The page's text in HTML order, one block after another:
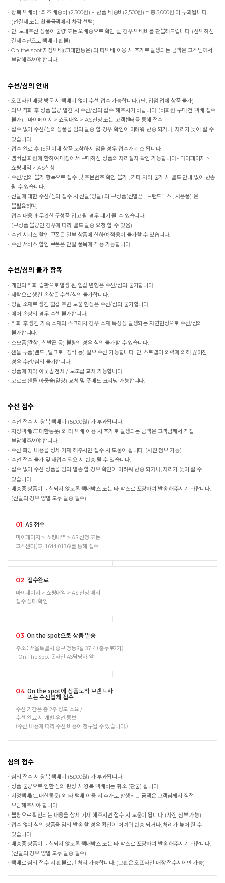
왕복 택배비 : 최초 배송비 (2,500원) + 반품 배송비(2,500원) = 총 5,000원 이 부과됩니다.
(선결제 또는 환불금액에서 차감 선택)
단, 보내주신 상품이 불량 또는 오배송으로 확인 될 경우 택배비를 환불해드립니다. (선택하신
결제수단으로 택배비 환불)
On the spot지정택배(CJ대한통운) 외 타택배 이용 시 추가로 발생되는 금액은 고객님께서
부담해주셔야 합니다.
수선/심의 안내
오프라인 매장 방문 시 택배비 없이 수선 접수 가능합니다. (단, 입점 업체 상품 불가)
외부 착화 후 상품 불량 발견 시 수선/심의 접수 해주시기 바랍니다. (비회원 구매 건 택배 접수
불가) - 마이페이지 > 쇼핑내역 > AS신청 또는 고객센터를 통해 접수
접수 없이 수선/심의 상품을 임의 발송 할 경우 확인이 어려워 반송 되거나, 처리가 늦어 질 수
있습니다.
접수 완료 후 15일 이내 상품 도착하지 않을 경우 접수가 취소 됩니다.
멤버십 회원에 한하여 매장에서 구매하신 상품의 처리절차 확인 가능합니다.- 마이페이지 >
쇼핑내역 > AS신청
수선/심의 불가 항목으로 접수 및 주문번호 확인 불가 , 기타 처리 불가 시 별도 안내 없이 반송
될 수 있습니다.
신발에 대한 수선/심의 접수 시 신발(양발) 외 구성품(신발끈 , 브랜드박스 , 사은품) 은
불필요하며,
접수 내용과 무관한 구성품 입고 될 경우 폐기 될 수 있습니다.
(구성품 불량인 경우에 따라 별도 발송 요청 할 수 있음)
수선 서비스 할인 쿠폰은 일부 상품에 한하여 적용이 불가할 수 있습니다.
수선 서비스 할인 쿠폰은 단일 품목에 적용 가능합니다.
수선/심의 불가 항목
개인의 착화 습관으로 발생 된 힐컵 변형은 수선/심의 불가합니다.
세탁으로 생긴 손상은 수선/심의 불가합니다.
양말 소재로 생긴 힐컵 주변 보풀 현상은 수선/심의 불가합니다.
에어 손상의 경우 수선 불가합니다.
착화 후 생긴 가죽 소재의 스크래치 경우 소재 특성상 발생되는 자연현상으로 수선/심의
불가합니다.
소모품(깔창 , 신발끈 등) 불량의 경우 심의 불가할 수 있습니다.
샌들 부품(밴드 , 벨크로 , 장식 등) 일부 수선 가능합니다. 단, 스트랩이 외력에 의해 끊어진
경우 수선/심의 불가합니다.
상품에 따라 아웃솔 전체 / 보조굽 교체 가능합니다.
코르크 샌들 아웃솔(밑창) 교체 및 풋베드 크리닝 가능합니다.
수선 접수
수선 접수 시 왕복 택배비 (5,000원) 가 부과됩니다.
지정택배(CJ대한통운) 외 타 택배 이용 시 추가로 발생되는 금액은 고객님께서 직접
부담해주셔야 합니다.
수선 희망 내용을 상세 기재 해주시면 접수 시 도움이 됩니다. (사진 첨부 가능)
수선 접수 불가 및 재접수 필요 시 반송 될 수 있습니다.
접수 없이 수선 상품을 임의 발송 할 경우 확인이 어려워 반송 되거나, 처리가 늦어 질 수
있습니다.
배송중 상품이 분실되지 않도록 택배박스 또는 타 박스로 포장하여 발송 해주시기 바랍니다.
(신발의 경우 양발 모두 발송 필수)
01 AS 접수
마이페이지 > 쇼핑내역 > AS 신청 또는
고객센터(02-1644-0136)를 통해 접수
02 접수완료
마이페이지 > 쇼핑내역 > AS 신청 에서
접수 상태 확인
03 On the spot으로 상품 발송
주소 : 서울특별시 중구 명동8길 37-4 (충무로2가)
On The Spot 온라인 AS담당자 앞
04 On the spot에 상품도착 브랜드사
또는 수선업체 접수
수선 기간은 총 2주 정도 소요 /
수선 완료 시 개별 유선 통보
(수선 내용에 따라 수선 비용이 청구될 수 있습니다.)
심의 접수
심의 접수 시 왕복 택배비 (5,000원) 가 부과됩니다.
상품 불량으로 인한 심의 판정 시 왕복 택배비는 취소 (환불) 됩니다.
지정택배(CJ대한통운) 외 타 택배 이용 시 추가로 발생되는 금액은 고객님께서 직접
부담해주셔야 합니다.
불량으로 확인되는 내용을 상세 기재 해주시면 접수 시 도움이 됩니다. (사진 첨부 가능)
접수 없이 심의 상품을 임의 발송 할 경우 확인이 어려워 반송 되거나, 처리가 늦어 질 수
있습니다.
배송중 상품이 분실되지 않도록 택배박스 또는 타 박스로 포장하여 발송 해주시기 바랍니다.
(신발의 경우 양발 모두 발송 필수)
택배로 심의 접수 시 환불로만 처리 가능합니다. (교환은 오프라인 매장 접수시에만 가능)